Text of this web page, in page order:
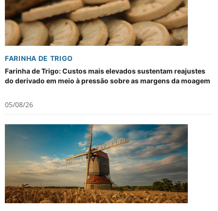
FARINHA DE TRIGO
Farinha de Trigo: Custos mais elevados sustentam reajustes
do derivado em meio à pressão sobre as margens da moagem
05/08/26